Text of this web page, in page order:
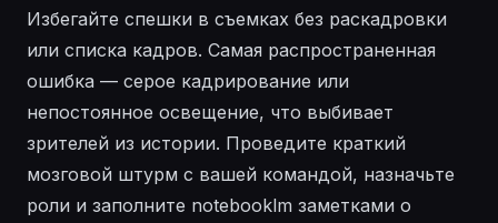
Избегайте спешки в съемках без раскадровки
или списка кадров. Самая распространенная
ошибка — серое кадрирование или
непостоянное освещение, что выбивает
зрителей из истории. Проведите краткий
мозговой штурм с вашей командой, назначьте
роли и заполните notebooklm заметками о